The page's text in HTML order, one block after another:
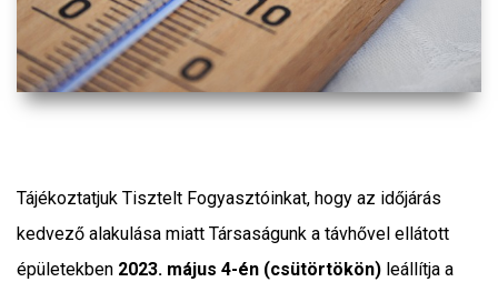
Tájékoztatjuk Tisztelt Fogyasztóinkat, hogy az időjárás
kedvező alakulása miatt Társaságunk a távhővel ellátott
épületekben 2023. május 4-én (csütörtökön) leállítja a